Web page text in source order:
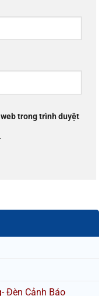
trong trình duyệt
Đèn Cảnh Báo